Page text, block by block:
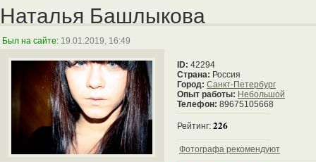
Наталья Башлыкова
Был на сайте: 19.01.2019, 16:49
ID: 42294
Страна: Россия
Город: Санкт-Петербург
Опыт работы: Небольшой
Телефон: 89675105668
Рейтинг: 226
Фотографа рекомендуют